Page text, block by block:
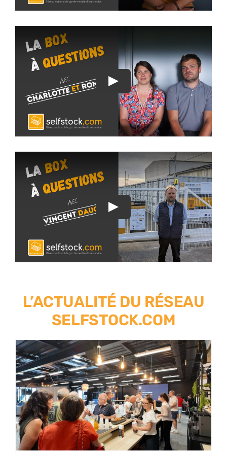
L’ACTUALITÉ DU RÉSEAU
SELFSTOCK.COM